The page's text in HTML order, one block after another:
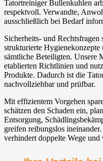
Tatortreiniger Bullenkuhlen
respektvoll. Verwandte,
ausschließlich bei Bedarf
Sicherheits- und
strukturierte
sämtliche Beteiligten. Unsere
etablierten Richtlinien und
Produkte. Dadurch ist die
nachvollziehbar und prüfbar.
Mit effizientem Vorgehen
schätzen den Schaden ein,
Entsorgung,
greifen reibungslos
verhindert doppelte Wege